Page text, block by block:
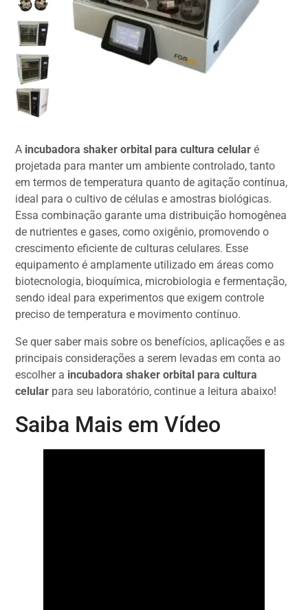
A incubadora shaker orbital para cultura celular é
projetada para manter um ambiente controlado, tanto
em termos de temperatura quanto de agitação contínua,
ideal para o cultivo de células e amostras biológicas.
Essa combinação garante uma distribuição homogênea
de nutrientes e gases, como oxigênio, promovendo o
crescimento eficiente de culturas celulares. Esse
equipamento é amplamente utilizado em áreas como
biotecnologia, bioquímica, microbiologia e fermentação,
sendo ideal para experimentos que exigem controle
preciso de temperatura e movimento contínuo.
Se quer saber mais sobre os benefícios, aplicações e as
principais considerações a serem levadas em conta ao
escolher a incubadora shaker orbital para cultura
celular para seu laboratório, continue a leitura abaixo!
Saiba Mais em Vídeo